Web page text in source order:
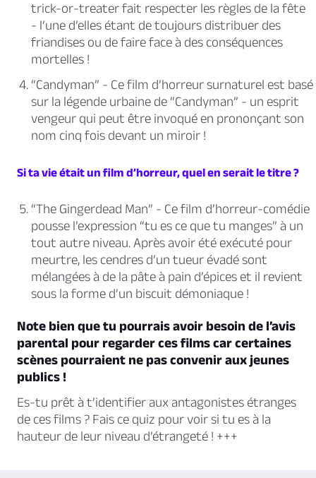
trick-or-treater fait respecter les règles de la fête
- l’une d’elles étant de toujours distribuer des
friandises ou de faire face à des conséquences
mortelles !
“Candyman” - Ce film d’horreur surnaturel est basé
sur la légende urbaine de “Candyman” - un esprit
vengeur qui peut être invoqué en prononçant son
nom cinq fois devant un miroir !
Si ta vie était un film d’horreur, quel en serait le titre ?
“The Gingerdead Man” - Ce film d’horreur-comédie
pousse l’expression “tu es ce que tu manges” à un
tout autre niveau. Après avoir été exécuté pour
meurtre, les cendres d’un tueur évadé sont
mélangées à de la pâte à pain d’épices et il revient
sous la forme d’un biscuit démoniaque !
Note bien que tu pourrais avoir besoin de l’avis
parental pour regarder ces films car certaines
scènes pourraient ne pas convenir aux jeunes
publics !
Es-tu prêt à t’identifier aux antagonistes étranges
de ces films ? Fais ce quiz pour voir si tu es à la
hauteur de leur niveau d’étrangeté ! +++